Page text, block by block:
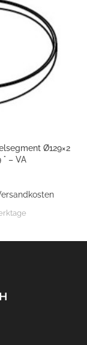
Ø129×2
– VA